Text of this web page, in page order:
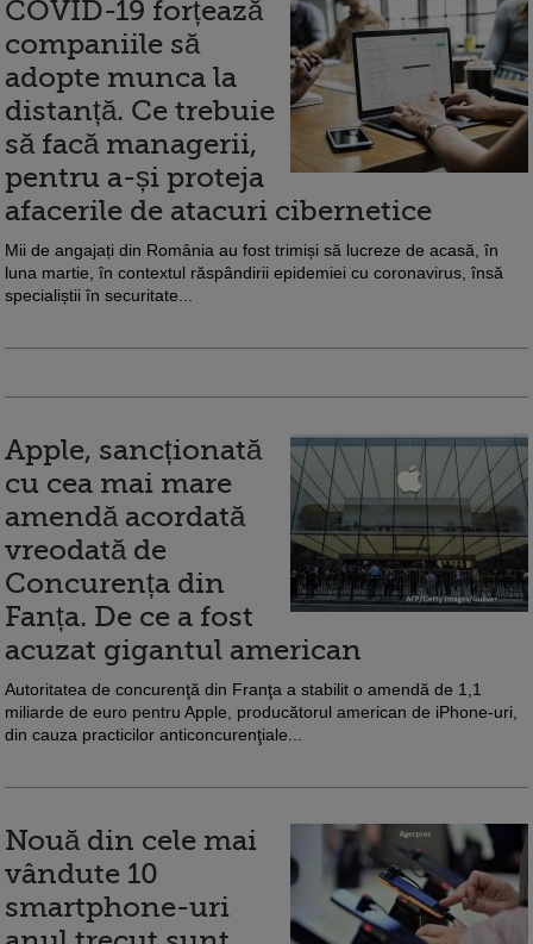
COVID-19 forțează
companiile să
adopte munca la
distanță. Ce trebuie
să facă managerii,
pentru a-și proteja
afacerile de atacuri cibernetice
Mii de angajați din România au fost trimiși să lucreze de acasă, în
luna martie, în contextul răspândirii epidemiei cu coronavirus, însă
specialiștii în securitate...
Apple, sancționată
cu cea mai mare
amendă acordată
vreodată de
Concurența din
Fanța. De ce a fost
acuzat gigantul american
Autoritatea de concurenţă din Franţa a stabilit o amendă de 1,1
miliarde de euro pentru Apple, producătorul american de iPhone-uri,
din cauza practicilor anticoncurenţiale...
Nouă din cele mai
vândute 10
smartphone-uri